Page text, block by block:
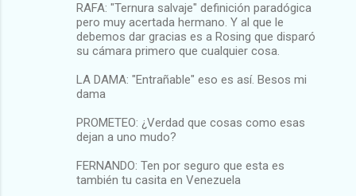
RAFA: "Ternura salvaje" definición paradógica
pero muy acertada hermano. Y al que le
debemos dar gracias es a Rosing que disparó
su cámara primero que cualquier cosa.
LA DAMA: "Entrañable" eso es así. Besos mi
dama
PROMETEO: ¿Verdad que cosas como esas
dejan a uno mudo?
FERNANDO: Ten por seguro que esta es
también tu casita en Venezuela